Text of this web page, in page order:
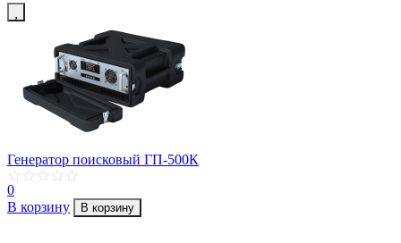
Генератор поисковый ГП-500К
0
В корзину
В корзину